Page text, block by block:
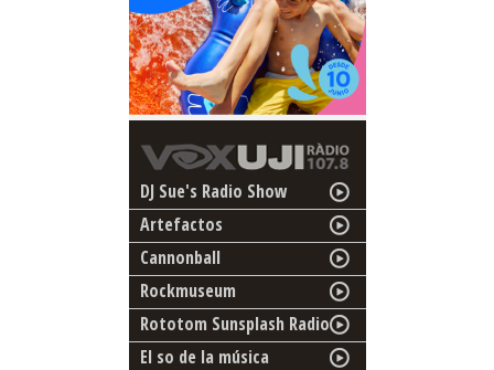
DJ Sue's Radio Show
Artefactos
Cannonball
Rockmuseum
Rototom Sunsplash Radio
El so de la música